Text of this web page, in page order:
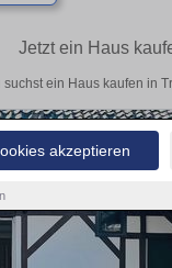
akzeptieren
Jetzt ein Haus
suchst ein Haus kaufen in